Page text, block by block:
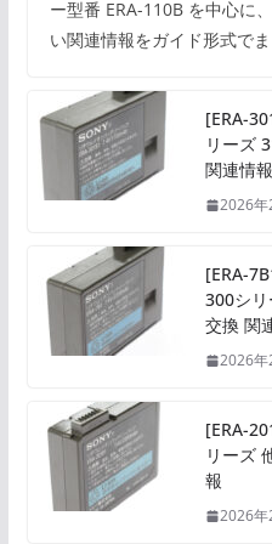
ー型番 ERA-110B を中心に
い関連情報をガイド形式で
[ERA-
リーズ
関連情報
2026年
[ERA-
300シ
交換 関
2026年
[ERA-
リーズ
報
2026年